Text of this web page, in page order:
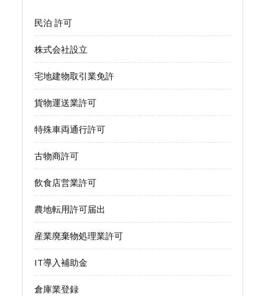
民泊 許可
株式会社設立
宅地建物取引業免許
貨物運送業許可
特殊車両通行許可
古物商許可
飲食店営業許可
農地転用許可届出
産業廃棄物処理業許可
IT導入補助金
倉庫業登録